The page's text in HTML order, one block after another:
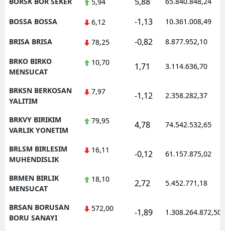
5,94
BOSSA BOSSA 6,12 -1,13 10.361.008,49
BRISA BRISA 78,25 -0,82 8.877.952,10
BRKO BIRKO
MENSUCAT
10,70 1,71 3.114.636,70
BRKSN BERKOSAN
YALITIM
7,97 -1,12 2.358.282,37
BRKVY BIRIKIM
VARLIK YONETIM
79,95 4,78 74.542.532,65
BRLSM BIRLESIM
MUHENDISLIK
16,11 -0,12 61.157.875,02
BRMEN BIRLIK
MENSUCAT
18,10 2,72 5.452.771,18
BRSAN BORUSAN
BORU SANAYI
572,00 -1,89 1.308.264.872,50